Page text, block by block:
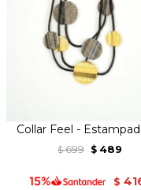
Collar Feel -
$ 699 $ 489
$